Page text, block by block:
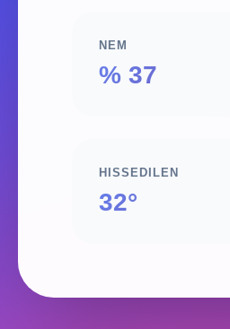
NEM
% 37
HISSEDILEN
32°